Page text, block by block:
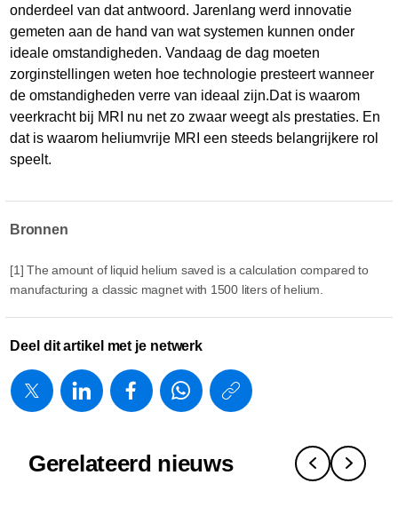
onderdeel van dat antwoord. Jarenlang werd innovatie
gemeten aan de hand van wat systemen kunnen onder
ideale omstandigheden. Vandaag de dag moeten
zorginstellingen weten hoe technologie presteert wanneer
de omstandigheden verre van ideaal zijn.Dat is waarom
veerkracht bij MRI nu net zo zwaar weegt als prestaties. En
dat is waarom heliumvrije MRI een steeds belangrijkere rol
speelt.
Bronnen
[1] The amount of liquid helium saved is a calculation compared to
manufacturing a classic magnet with 1500 liters of helium.
Deel dit artikel met je netwerk
https://
Gerelateerd nieuws